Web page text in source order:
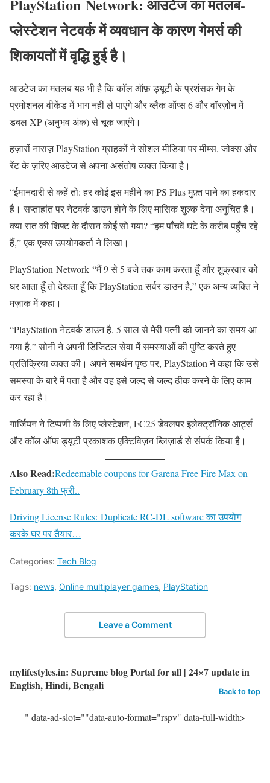
PlayStation Network: आउटेज का मतलब-
प्लेस्टेशन नेटवर्क में व्यवधान के कारण गेमर्स की
शिकायतों में वृद्धि हुई है।
आउटेज का मतलब यह भी है कि कॉल ऑफ़ ड्यूटी के प्रशंसक गेम के
प्रमोशनल वीकेंड में भाग नहीं ले पाएंगे और ब्लैक ऑप्स 6 और वॉरज़ोन में
डबल XP (अनुभव अंक) से चूक जाएंगे।
हज़ारों नाराज़ PlayStation ग्राहकों ने सोशल मीडिया पर मीम्स, जोक्स और
रेंट के ज़रिए आउटेज से अपना असंतोष व्यक्त किया है।
“ईमानदारी से कहें तो: हर ​​कोई इस महीने का PS Plus मुफ़्त पाने का हकदार
है। सप्ताहांत पर नेटवर्क डाउन होने के लिए मासिक शुल्क देना अनुचित है।
क्या रात की शिफ्ट के दौरान कोई सो गया? “हम पाँचवें घंटे के करीब पहुँच रहे
हैं,” एक एक्स उपयोगकर्ता ने लिखा।
PlayStation Network “मैं 9 से 5 बजे तक काम करता हूँ और शुक्रवार को
घर आता हूँ तो देखता हूँ कि PlayStation सर्वर डाउन है,” एक अन्य व्यक्ति ने
मज़ाक में कहा।
“PlayStation नेटवर्क डाउन है, 5 साल से मेरी पत्नी को जानने का समय आ
गया है,” सोनी ने अपनी डिजिटल सेवा में समस्याओं की पुष्टि करते हुए
प्रतिक्रिया व्यक्त की। अपने समर्थन पृष्ठ पर, PlayStation ने कहा कि उसे
समस्या के बारे में पता है और वह इसे जल्द से जल्द ठीक करने के लिए काम
कर रहा है।
गार्जियन ने टिप्पणी के लिए प्लेस्टेशन, FC25 डेवलपर इलेक्ट्रॉनिक आर्ट्स
और कॉल ऑफ ड्यूटी प्रकाशक एक्टिविज़न ब्लिज़ार्ड से संपर्क किया है।
Also Read:Redeemable coupons for Garena Free Fire Max on
February 8th फ्री..
Driving License Rules: Duplicate RC-DL software का उपयोग
करके घर पर तैयार…
Categories: Tech Blog
Tags: news, Online multiplayer games, PlayStation
Leave a Comment
mylifestyles.in: Supreme blog Portal for all | 24×7 update in
English, Hindi, Bengali
Back to top
" data-ad-slot=""data-auto-format="rspv" data-full-width>